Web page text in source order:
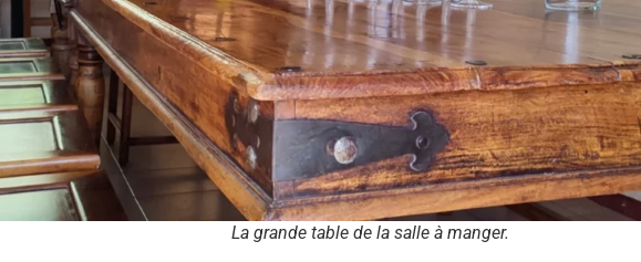
La grande table de la salle à manger.